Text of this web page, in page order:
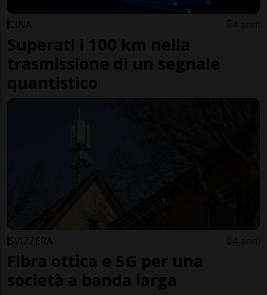
CINA 4 anni
Superati i 100 km nella
trasmissione di un segnale
quantistico
SVIZZERA 4 anni
Fibra ottica e 5G per una
società a banda larga